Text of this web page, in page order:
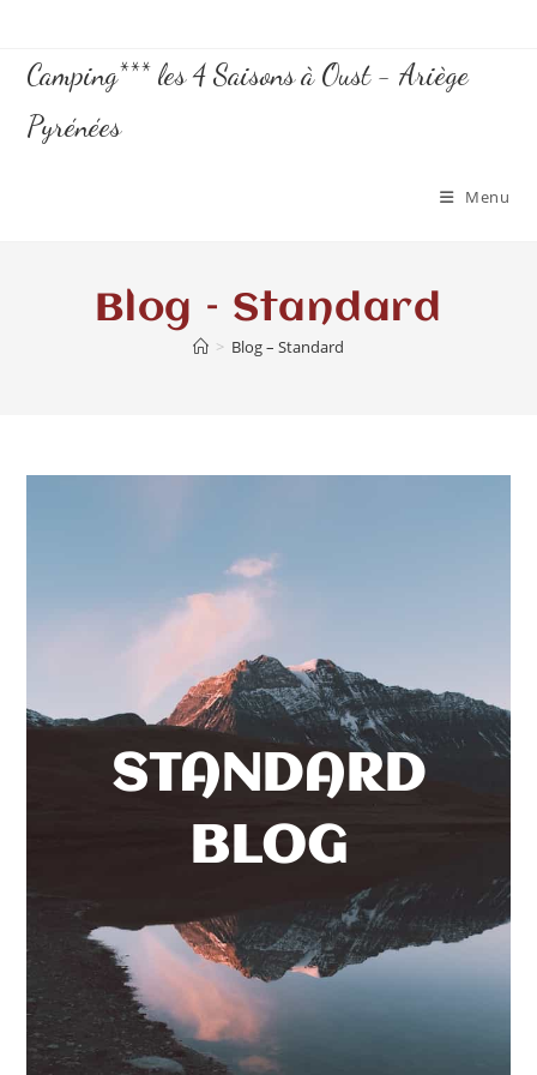
Camping*** les 4 Saisons à Oust - Ariège
Pyrénées
Menu
Blog – Standard
> Blog – Standard
STANDARD
BLOG